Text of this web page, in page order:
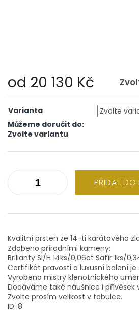
od 20 130 Kč
cena:
Varianta
Můžeme doručit do:
Zvolte variantu
PŘIDAT DO
Kvalitní prsten ze 14-ti karátového
Zdobeno přírodními kameny:
Brilianty SI/H 14ks/0,06ct Safír 1ks/
Certifikát pravosti a luxusní balení
Vyrobeno mistry klenotnického
Dodáváme také náušnice i přívěsek
Zvolte prosím velikost v tabulce.
ID: 8